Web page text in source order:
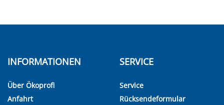
INFORMATIONEN
Über Ökoprofi
Anfahrt
SERVICE
Service
Rücksendeformular